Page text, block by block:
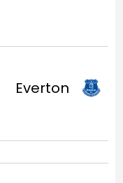
Everton